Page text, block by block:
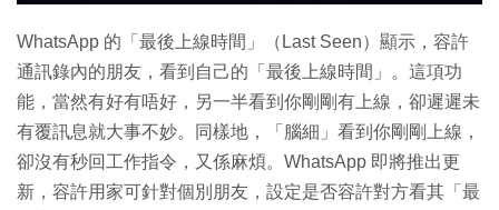
WhatsApp 的「最後上線時間」（Last Seen）顯示，容許
通訊錄內的朋友，看到自己的「最後上線時間」。這項功
能，當然有好有唔好，另一半看到你剛剛有上線，卻遲遲未
有覆訊息就大事不妙。同樣地，「腦細」看到你剛剛上線，
卻沒有秒回工作指令，又係麻煩。WhatsApp 即將推出更
新，容許用家可針對個別朋友，設定是否容許對方看其「最